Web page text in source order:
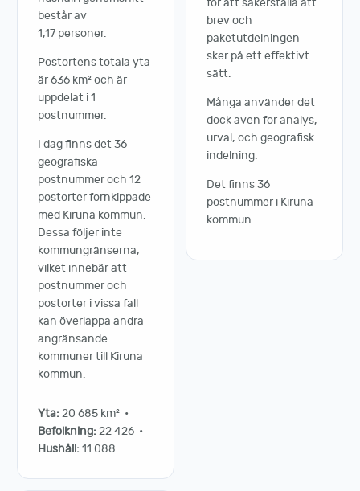
består av
1,17 personer.
Postortens totala yta
är 636 km² och är
uppdelat i 1
postnummer.
I dag finns det 36
geografiska
postnummer och 12
postorter förnkippade
med Kiruna kommun.
Dessa följer inte
kommungränserna,
vilket innebär att
postnummer och
postorter i vissa fall
kan överlappa andra
angränsande
kommuner till Kiruna
kommun.
Yta:20 685 km² •
Befolkning:22 426 •
Hushåll:11 088
brev och
paketutdelningen
sker på ett effektivt
sätt.
Många använder det
dock även för analys,
urval, och geografisk
indelning.
Det finns 36
postnummer i Kiruna
kommun.